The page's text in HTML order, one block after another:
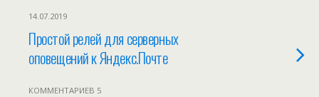
14.07.2019
Простой релей для серверных
оповещений к Яндекс.Почте
КОММЕНТАРИЕВ 5